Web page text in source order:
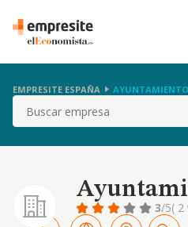
EMPRESITE ESPAÑA
Buscar
3/5(